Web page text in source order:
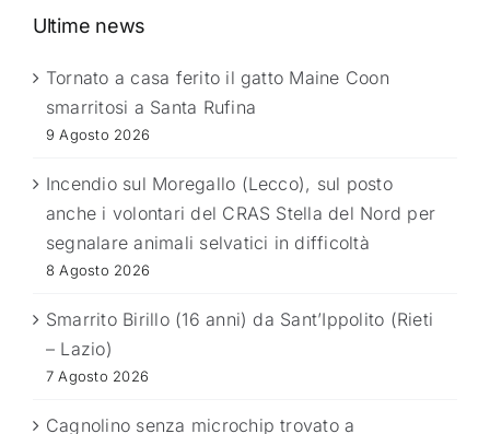
Ultime news
Tornato a casa ferito il gatto Maine Coon
smarritosi a Santa Rufina
9 Agosto 2026
Incendio sul Moregallo (Lecco), sul posto
anche i volontari del CRAS Stella del Nord per
segnalare animali selvatici in difficoltà
8 Agosto 2026
Smarrito Birillo (16 anni) da Sant’Ippolito (Rieti
– Lazio)
7 Agosto 2026
Cagnolino senza microchip trovato a